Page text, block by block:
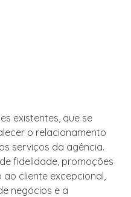
existentes, que se
o relacionamento
serviços da agência.
fidelidade, promoções
cliente excepcional,
negócios e a